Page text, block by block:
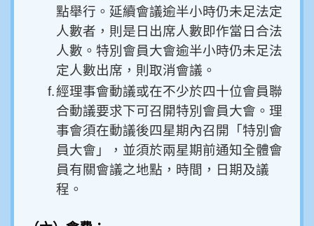
點舉行。延續會議逾半小時仍未足法定
人數者，則是日出席人數即作當日合法
人數。特別會員大會逾半小時仍未足法
定人數出席，則取消會議。
f.經理事會動議或在不少於四十位會員聯
合動議要求下可召開特別會員大會。理
事會須在動議後四星期內召開「特別會
員大會」，並須於兩星期前通知全體會
員有關會議之地點，時間，日期及議
程。